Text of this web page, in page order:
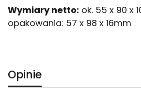
Wymiary netto: ok. 55 x 90 x
opakowania: 57 x 98 x 16mm
Opinie